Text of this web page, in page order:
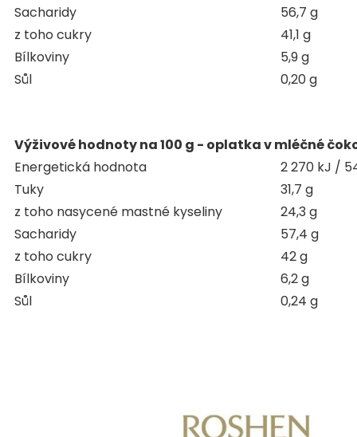
Sacharidy
56,7 g
z toho cukry
41,1 g
Bílkoviny
5,9 g
Sůl
0,20 g
Výživové hodnoty na 100 g - oplatka v mléčné
Energetická hodnota
2 270 kJ /
Tuky
31,7 g
z toho nasycené mastné kyseliny
24,3 g
Sacharidy
57,4 g
z toho cukry
42 g
Bílkoviny
6,2 g
Sůl
0,24 g